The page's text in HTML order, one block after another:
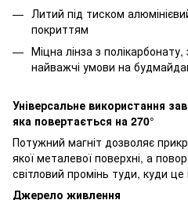
Литий під тиском
покриттям
Міцна лінза з
найважчі умови на
Універсальне використання
яка повертається на 270°
Потужний магніт дозволяє
якої металевої поверхні, а
світловий промінь туди, куди це
Джерело живлення